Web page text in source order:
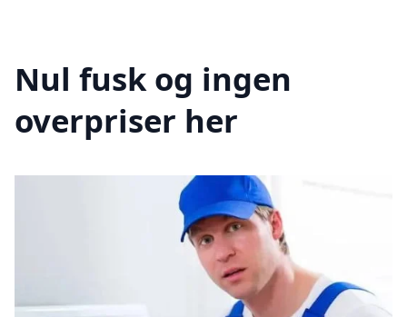
Nul fusk og ingen
overpriser her